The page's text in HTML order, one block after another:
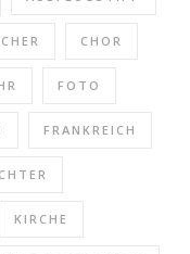
CHOR
FOTO
FRANKREICH
KIRCHE